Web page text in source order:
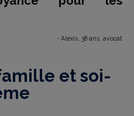
- Alexis, 38 ans, avocat
et soi-